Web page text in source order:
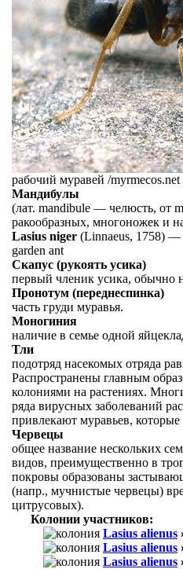
рабочий муравей /
Мандибулы
(лат. mandibule — челюсть, от
ракообразных, многоножек и
Lasius niger (Linnaeus, 1758) —
garden ant
Скапус (рукоять усика)
первый членик усика, обычно
Пронотум (переднеспинка)
часть груди муравья.
Моногиния
наличие в семье одной
Тли
подотряд насекомых отряда
Распространены главным
колониями на растениях.
ряда вирусных заболеваний
привлекают муравьев,
Червецы
общее название нескольких
видов, преимущественно в
покровы образованы
(напр., мучнистые червецы)
цитрусовых).
Колонии участников:
Lasius alienus
Lasius alienus
Lasius alienus